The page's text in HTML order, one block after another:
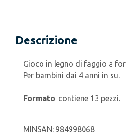
Descrizione
Gioco in legno di faggio a
Per bambini dai 4 anni in su.
Formato: contiene 13 pezzi.
MINSAN: 984998068